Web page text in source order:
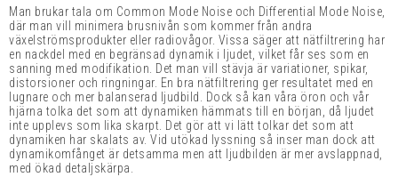
Man brukar tala om Common Mode Noise och Differential Mode Noise,
där man vill minimera brusnivån som kommer från andra
växelströmsprodukter eller radiovågor. Vissa säger att nätfiltrering har
en nackdel med en begränsad dynamik i ljudet, vilket får ses som en
sanning med modifikation. Det man vill stävja är variationer, spikar,
distorsioner och ringningar. En bra nätfiltrering ger resultatet med en
lugnare och mer balanserad ljudbild. Dock så kan våra öron och vår
hjärna tolka det som att dynamiken hämmats till en början, då ljudet
inte upplevs som lika skarpt. Det gör att vi lätt tolkar det som att
dynamiken har skalats av. Vid utökad lyssning så inser man dock att
dynamikomfånget är detsamma men att ljudbilden är mer avslappnad,
med ökad detaljskärpa.